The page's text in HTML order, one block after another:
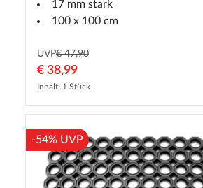
17 mm stark
100 x 100 cm
UVP€ 47,90
€ 38,99
Inhalt: 1 Stück
-54% UVP